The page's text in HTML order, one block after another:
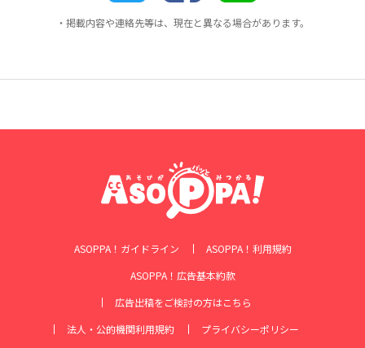
・掲載内容や連絡先等は、現在と異なる場合があります。
ASOPPA！ガイドライン
ASOPPA！利用規約
ASOPPA！広告基本約款
広告出稿をご検討の方はこちら
法人・公的機関利用規約
プライバシーポリシー